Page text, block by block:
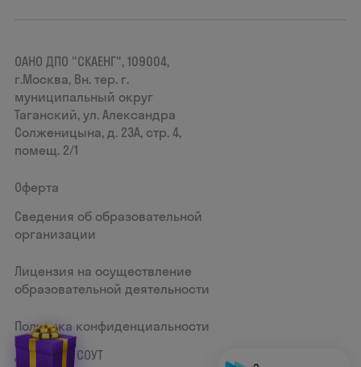
ОАНО ДПО "СКАЕНГ", 109004,
г.Москва, Вн. тер. г.
муниципальный округ
Таганский, ул. Александра
Солженицына, д. 23А, стр. 4,
помещ. 2/1
Оферта
Сведения об образовательной
организации
Лицензия на осуществление
образовательной деятельности
Политика конфиденциальности
Документ СОУТ